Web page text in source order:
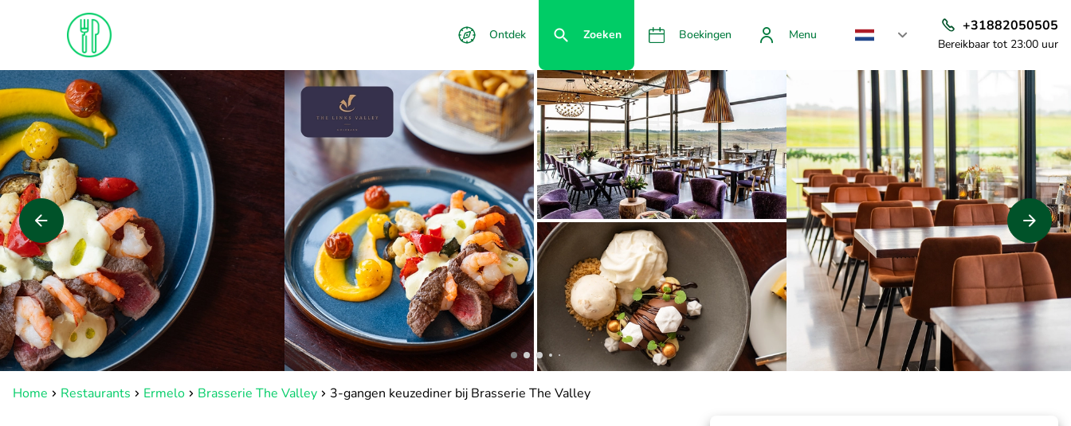
Ontdek Zoeken Boekingen Menu
+31882050505
Bereikbaar tot 23:00 uur
Home Restaurants Ermelo Brasserie The Valley 3-gangen keuzediner bij Brasserie The Valley